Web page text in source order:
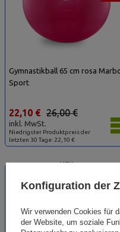
Gymnastikball 65 cm rosa
Sport
Niedrigster Produktpreis der
letzten 30 Tage: 22,10 €
26,00 €
22,10 €
inkl. MwSt.
-15%
NEU
Konfiguration der
Wir verwenden Cookies für
der Website, um soziale